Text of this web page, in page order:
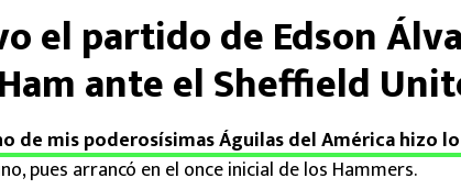
el partido de Edson
ante el Sheffield
de mis poderosísimas Águilas del América hizo
pues arrancó en el once inicial de los Hammers.